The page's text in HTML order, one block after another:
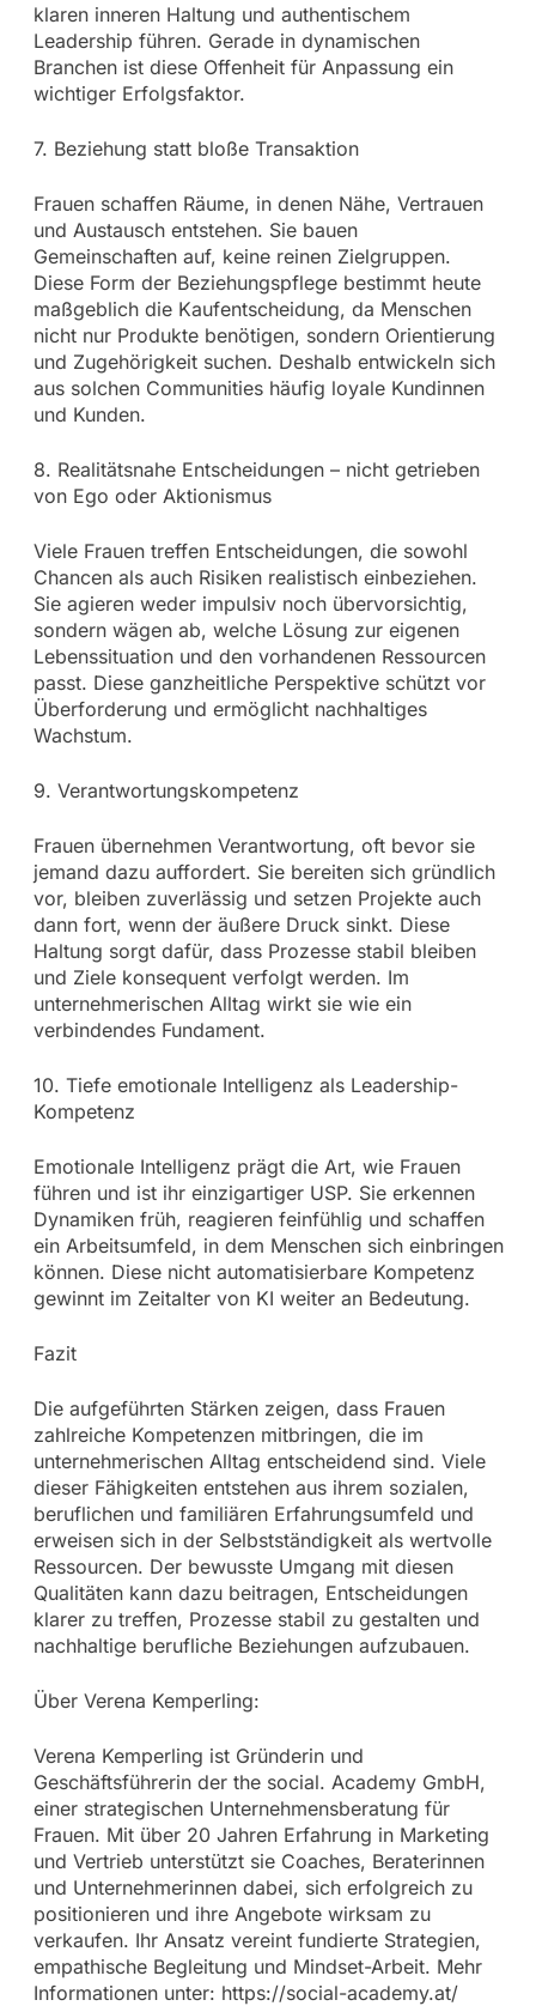
klaren inneren Haltung und authentischem
Leadership führen. Gerade in dynamischen
Branchen ist diese Offenheit für Anpassung ein
wichtiger Erfolgsfaktor.
7. Beziehung statt bloße Transaktion
Frauen schaffen Räume, in denen Nähe, Vertrauen
und Austausch entstehen. Sie bauen
Gemeinschaften auf, keine reinen Zielgruppen.
Diese Form der Beziehungspflege bestimmt heute
maßgeblich die Kaufentscheidung, da Menschen
nicht nur Produkte benötigen, sondern Orientierung
und Zugehörigkeit suchen. Deshalb entwickeln sich
aus solchen Communities häufig loyale Kundinnen
und Kunden.
8. Realitätsnahe Entscheidungen – nicht getrieben
von Ego oder Aktionismus
Viele Frauen treffen Entscheidungen, die sowohl
Chancen als auch Risiken realistisch einbeziehen.
Sie agieren weder impulsiv noch übervorsichtig,
sondern wägen ab, welche Lösung zur eigenen
Lebenssituation und den vorhandenen Ressourcen
passt. Diese ganzheitliche Perspektive schützt vor
Überforderung und ermöglicht nachhaltiges
Wachstum.
9. Verantwortungskompetenz
Frauen übernehmen Verantwortung, oft bevor sie
jemand dazu auffordert. Sie bereiten sich gründlich
vor, bleiben zuverlässig und setzen Projekte auch
dann fort, wenn der äußere Druck sinkt. Diese
Haltung sorgt dafür, dass Prozesse stabil bleiben
und Ziele konsequent verfolgt werden. Im
unternehmerischen Alltag wirkt sie wie ein
verbindendes Fundament.
10. Tiefe emotionale Intelligenz als Leadership-
Kompetenz
Emotionale Intelligenz prägt die Art, wie Frauen
führen und ist ihr einzigartiger USP. Sie erkennen
Dynamiken früh, reagieren feinfühlig und schaffen
ein Arbeitsumfeld, in dem Menschen sich einbringen
können. Diese nicht automatisierbare Kompetenz
gewinnt im Zeitalter von KI weiter an Bedeutung.
Fazit
Die aufgeführten Stärken zeigen, dass Frauen
zahlreiche Kompetenzen mitbringen, die im
unternehmerischen Alltag entscheidend sind. Viele
dieser Fähigkeiten entstehen aus ihrem sozialen,
beruflichen und familiären Erfahrungsumfeld und
erweisen sich in der Selbstständigkeit als wertvolle
Ressourcen. Der bewusste Umgang mit diesen
Qualitäten kann dazu beitragen, Entscheidungen
klarer zu treffen, Prozesse stabil zu gestalten und
nachhaltige berufliche Beziehungen aufzubauen.
Über Verena Kemperling:
Verena Kemperling ist Gründerin und
Geschäftsführerin der the social. Academy GmbH,
einer strategischen Unternehmensberatung für
Frauen. Mit über 20 Jahren Erfahrung in Marketing
und Vertrieb unterstützt sie Coaches, Beraterinnen
und Unternehmerinnen dabei, sich erfolgreich zu
positionieren und ihre Angebote wirksam zu
verkaufen. Ihr Ansatz vereint fundierte Strategien,
empathische Begleitung und Mindset-Arbeit. Mehr
Informationen unter: https://social-academy.at/